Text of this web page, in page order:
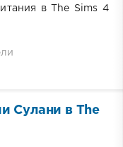
в The Sims 4
Сулани в The